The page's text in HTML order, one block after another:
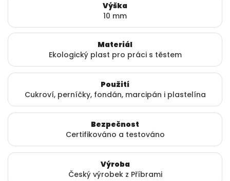
Výška
10 mm
Materiál
Ekologický plast pro práci s těstem
Použití
Cukroví, perníčky, fondán, marcipán i plastelína
Bezpečnost
Certifikováno a testováno
Výroba
Český výrobek z Příbrami